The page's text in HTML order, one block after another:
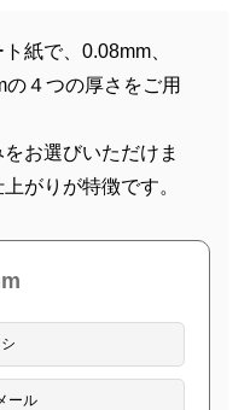
紙で、0.08mm、
４つの厚さをご用
お選びいただけま
がりが特徴です。
ール